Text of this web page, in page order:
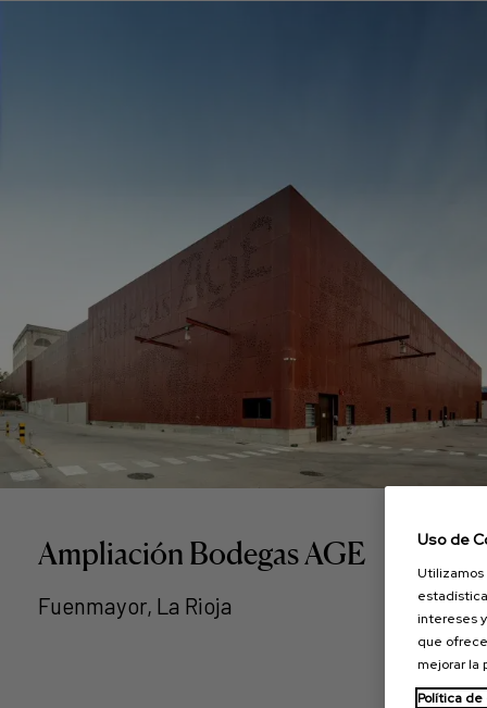
Ampliación Bodegas AGE
Fuenmayor, La Rioja
Uso de
Utilizamos
intereses
que
mejorar la
Política de